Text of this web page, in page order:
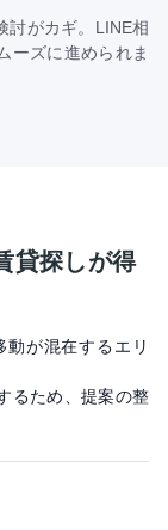
討がカギ。LINE相
ーズに進められま
貸探しが得
が混在するエリ
るため、提案の整